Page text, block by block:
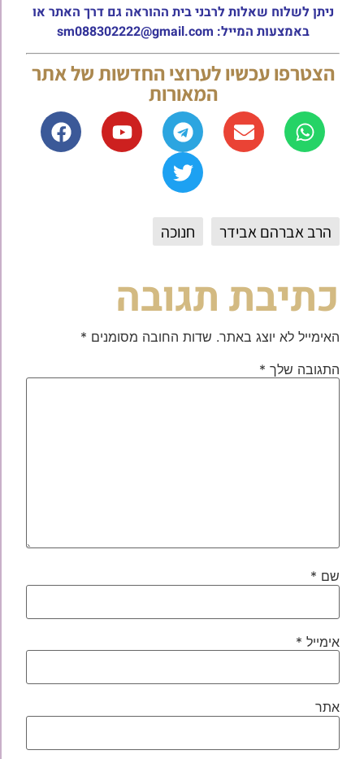
ניתן לשלוח שאלות לרבני בית ההוראה גם דרך האתר או
באמצעות המייל: sm088302222@gmail.com
הצטרפו עכשיו לערוצי החדשות של אתר
המאורות
הרב אברהם אבידר חנוכה
כתיבת תגובה
האימייל לא יוצג באתר. שדות החובה מסומנים *
התגובה שלך *
שם *
אימייל *
אתר